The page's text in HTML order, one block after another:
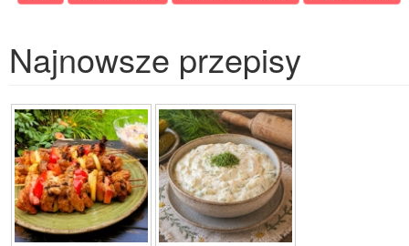
Najnowsze przepisy